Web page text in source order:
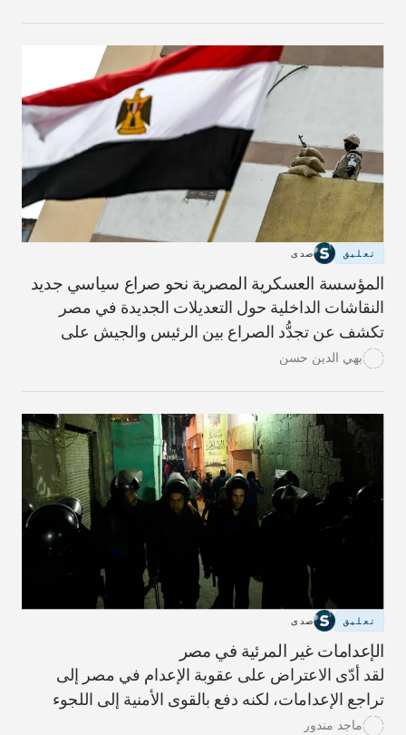
تعليق صدى
المؤسسة العسكرية المصرية نحو صراع سياسي جديد
النقاشات الداخلية حول التعديلات الجديدة في مصر
تكشف عن تجدُّد الصراع بين الرئيس والجيش على
السيطرة السياسية.
بهي الدين حسن
تعليق صدى
الإعدامات غير المرئية في مصر
لقد أدّى الاعتراض على عقوبة الإعدام في مصر إلى
تراجع الإعدامات، لكنه دفع بالقوى الأمنية إلى اللجوء
بصورة متزايدة إلى الإعدام خارج نطاق القضاء والإخفاء
ماجد مندور